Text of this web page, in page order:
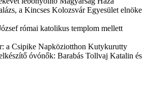
a Kincses Kolozsvár Egyesület elnöke
római katolikus templom mellett
a Csipike Napköziotthon Kutykurutty
óvónők: Barabás Tollvaj Katalin és